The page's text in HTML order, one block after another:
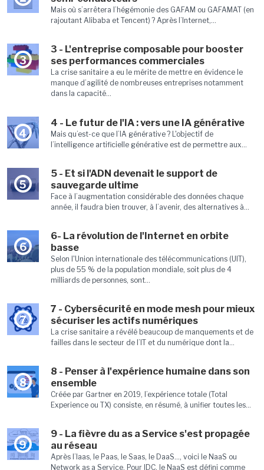
Mais où s’arrêtera l’hégémonie des GAFAM ou GAFAMAT (en
rajoutant Alibaba et Tencent) ? Après l’Internet,...
3
3 - L'entreprise composable pour booster
ses performances commerciales
La crise sanitaire a eu le mérite de mettre en évidence le
manque d’agilité de nombreuses entreprises notamment
dans la capacité...
4
4 - Le futur de l'IA : vers une IA générative
Mais qu’est-ce que l’IA générative ? L'objectif de
l’intelligence artificielle générative est de permettre aux...
5
5 - Et si l'ADN devenait le support de
sauvegarde ultime
Face à l’augmentation considérable des données chaque
année, il faudra bien trouver, à l’avenir, des alternatives à...
6
6- La révolution de l'Internet en orbite
basse
Selon l'Union internationale des télécommunications (UIT),
plus de 55 % de la population mondiale, soit plus de 4
milliards de personnes, sont...
7
7 - Cybersécurité en mode mesh pour mieux
sécuriser les actifs numériques
La crise sanitaire a révélé beaucoup de manquements et de
failles dans le secteur de l’IT et du numérique dont la...
8
8 - Penser à l'expérience humaine dans son
ensemble
Créée par Gartner en 2019, l’expérience totale (Total
Experience ou TX) consiste, en résumé, à unifier toutes les...
9
9 - La fièvre du as a Service s'est propagée
au réseau
Après l’Iaas, le Paas, le Saas, le DaaS…, voici le NaaS ou
Network as a Service. Pour IDC, le NaaS est défini comme